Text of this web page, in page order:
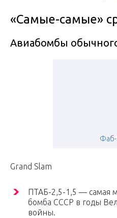
«Самые-самые»
Авиабомбы
Фаб-
Grand Slam
ПТАБ-2,5-1,5 — самая
бомба СССР в годы
войны.